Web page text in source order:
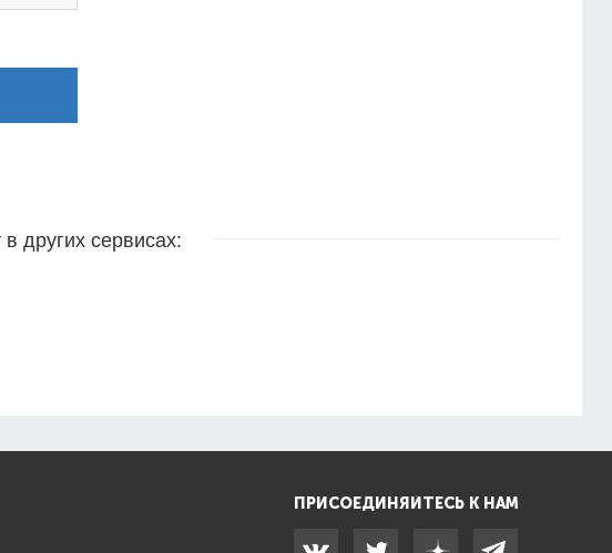
других сервисах:
ПРИСОЕДИНЯЙТЕСЬ К НАМ